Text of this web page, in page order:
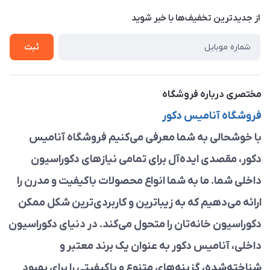
درباره ما
راهنما
از جدید‌ترین تخفیف‌ها با‌ خبر شوید
ثبت
مختصری درباره فروشگاه
فروشگاه آنامیس دکور
با خوشحالی به شما معرفی می‌کنیم فروشگاه آنامیس
دکور، مقصدی ایده‌آل برای تمامی نیازهای دکوراسیون
داخلی شما. ما به شما انواع محصولات باکیفیت و مدرن را
ارائه می‌دهیم که به زیباترین و کاربردی‌ترین شکل ممکن
دکوراسیون خانه‌تان را متحول می‌کند. در دنیای دکوراسیون
داخلی، آنامیس دکور به عنوان یک برند معتبر و